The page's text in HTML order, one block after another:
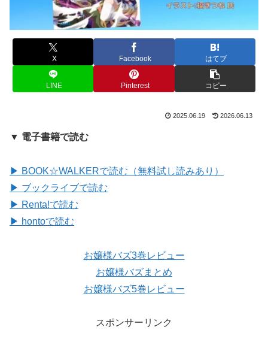
X Facebook はてブ
LINE Pinterest コピー
2025.06.19 2026.06.13
▼ 電子書籍で読む
▶ BOOK☆WALKERで読む（無料試し読みあり）
▶ ブックライブで読む
▶ Renta!で読む
▶ hontoで読む
お嬢様バズ3巻レビュー
お嬢様バズまとめ
お嬢様バズ5巻レビュー
スポンサーリンク